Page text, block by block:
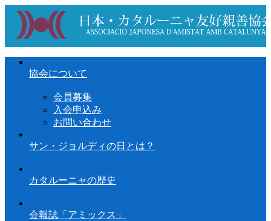
協会について
会員募集
入会申込み
お問い合わせ
サン・ジョルディの日とは？
カタルーニャの歴史
会報誌「アミックス」